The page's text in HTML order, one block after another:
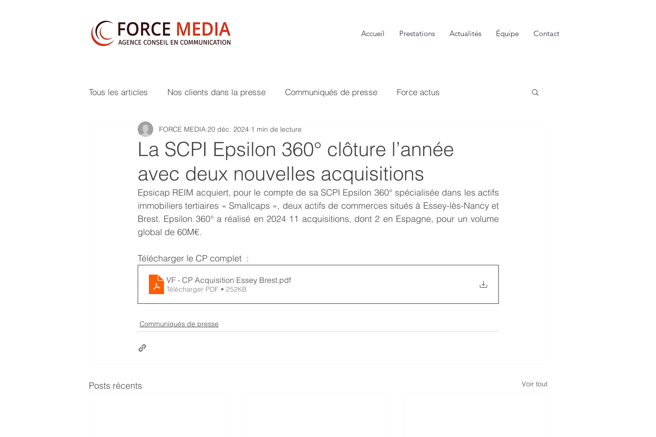
Accueil Prestations Actualités Équipe Contact
Tous les articles Nos clients dans la presse Communiqués de presse Force actus
La SCPI Epsilon 360° clôture l’année
avec deux nouvelles acquisitions
FORCE MEDIA 20 déc. 2024 1 min de lecture
Epsicap REIM acquiert, pour le compte de sa SCPI Epsilon 360° spécialisée dans les actifs
immobiliers tertiaires « Smallcaps », deux actifs de commerces situés à Essey-lès-Nancy et
Brest. Epsilon 360° a réalisé en 2024 11 acquisitions, dont 2 en Espagne, pour un volume
global de 60M€.
Télécharger le CP complet  :
VF - CP Acquisition Essey Brest.pdf
Télécharger PDF • 252KB
Communiqués de presse
Posts récents Voir tout